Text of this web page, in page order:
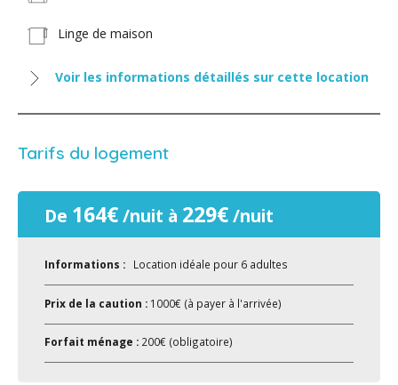
Linge de maison
Voir les informations détaillés sur cette location
Tarifs du logement
De 164€/nuit à 229€/nuit
Informations : Location idéale pour 6 adultes
Prix de la caution : 1000€ (à payer à l'arrivée)
Forfait ménage : 200€ (obligatoire)